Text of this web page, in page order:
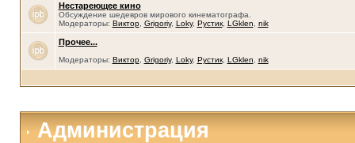
Нестареющее кино
Обсуждение шедевров мирового кинематографа.
Модераторы: Виктор, Grigoriy, Loky, Рустик, LGklen nik
Прочее...
Модераторы: Виктор, Grigoriy, Loky, Рустик, LGklen nik
Администрация